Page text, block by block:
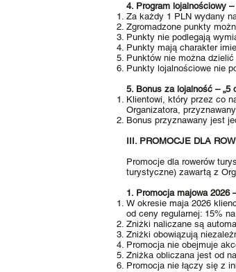
4. Program lojalnościowy
Za każdy 1 PLN wydany
Zgromadzone punkty
Punkty nie podlegają
Punkty mają charakter
Punktów nie można
Punkty lojalnościowe nie
5. Bonus za lojalność – „5
Klientowi, który przez co
Organizatora,
Bonus przyznawany jest
III. PROMOCJE DLA
Promocje dla rowerów
turystyczne) zawartą z
1. Promocja majowa 2026
W okresie maja 2026
od ceny regularnej: 15%
Zniżki naliczane są
Zniżki obowiązują
Promocja nie obejmuje
Zniżka obliczana jest od
Promocja nie łączy się z